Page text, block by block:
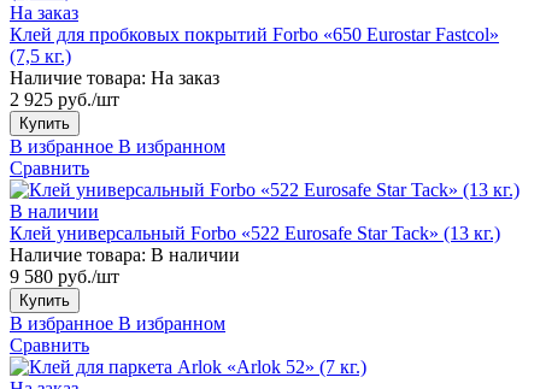
На заказ
Клей для пробковых покрытий Forbo «650 Eurostar Fastcol»
(7,5 кг.)
Наличие товара: На заказ
2 925 руб./шт
Купить
В избранное В избранном
Сравнить
В наличии
Клей универсальный Forbo «522 Eurosafe Star Tack» (13 кг.)
Наличие товара: В наличии
9 580 руб./шт
Купить
В избранное В избранном
Сравнить